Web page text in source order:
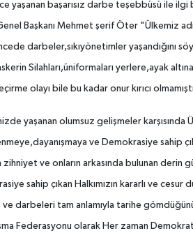
yaşanan başarısız darbe teşebbüsü ile
Başkanı Mehmet şerif Öter "Ülkemiz
darbeler,sıkıyönetimler yaşandığını
Silahları,üniformaları yerlere,ayak
olayı bile bu kadar onur kırıcı
yaşanan olumsuz gelişmeler karşısında
ve Demokrasiye sahip
zihniyet ve onların arkasında bulunan derin
sahip çıkan Halkımızın kararlı ve
ve darbeleri tam anlamıyla tarihe
Federasyonu olarak Her zaman